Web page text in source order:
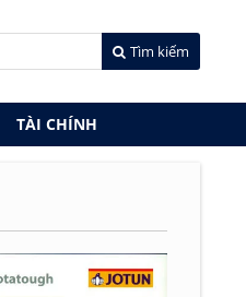
Tìm kiếm
TÀI CHÍNH